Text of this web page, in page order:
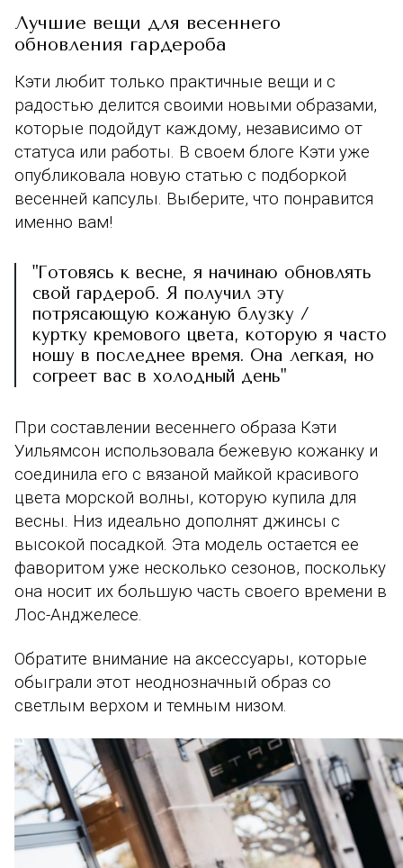
Лучшие вещи для весеннего
обновления гардероба
Кэти любит только практичные вещи и с
радостью делится своими новыми образами,
которые подойдут каждому, независимо от
статуса или работы. В своем блоге Кэти уже
опубликовала новую статью с подборкой
весенней капсулы. Выберите, что понравится
именно вам!
"Готовясь к весне, я начинаю обновлять
свой гардероб. Я получил эту
потрясающую кожаную блузку /
куртку кремового цвета, которую я часто
ношу в последнее время. Она легкая, но
согреет вас в холодный день"
При составлении весеннего образа Кэти
Уильямсон использовала бежевую кожанку и
соединила его с вязаной майкой красивого
цвета морской волны, которую купила для
весны. Низ идеально дополнят джинсы с
высокой посадкой. Эта модель остается ее
фаворитом уже несколько сезонов, поскольку
она носит их большую часть своего времени в
Лос-Анджелесе.
Обратите внимание на аксессуары, которые
обыграли этот неоднозначный образ со
светлым верхом и темным низом.